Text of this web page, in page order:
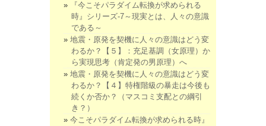
『今こそパラダイム転換が求められる
時』シリーズ-7～現実とは、人々の意識
である～
地震・原発を契機に人々の意識はどう変
わるか？【５】：充足基調（女原理）か
ら実現思考（肯定発の男原理）へ
地震・原発を契機に人々の意識はどう変
わるか？【４】特権階級の暴走は今後も
続くか否か？（マスコミ支配との綱引
き？）
今こそパラダイム転換が求められる時』